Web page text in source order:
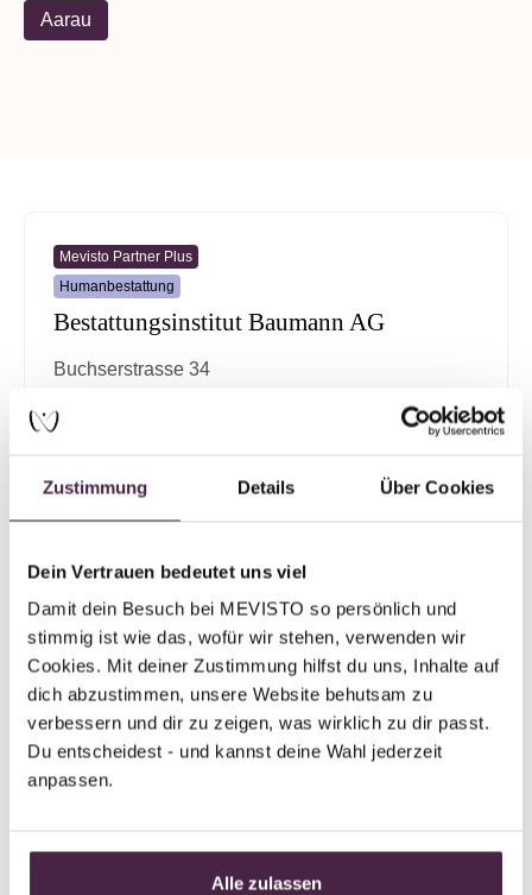
Zustimmung Details Über Cookies
Dein Vertrauen bedeutet uns viel
Damit dein Besuch bei MEVISTO so persönlich und
stimmig ist wie das, wofür wir stehen, verwenden wir
Cookies. Mit deiner Zustimmung hilfst du uns, Inhalte auf
dich abzustimmen, unsere Website behutsam zu
verbessern und dir zu zeigen, was wirklich zu dir passt.
Du entscheidest - und kannst deine Wahl jederzeit
anpassen.
Alle zulassen
Aarau
Mevisto Partner Plus
Humanbestattung
Bestattungsinstitut Baumann AG
Buchserstrasse 34
Schweiz
E-Mail senden
Mevisto Partner Plus
Humanbestattung
Achtsame Hochuli Bestattungsinstitut
GmbH
Vordere Vorstadt 19
5000 Aarau